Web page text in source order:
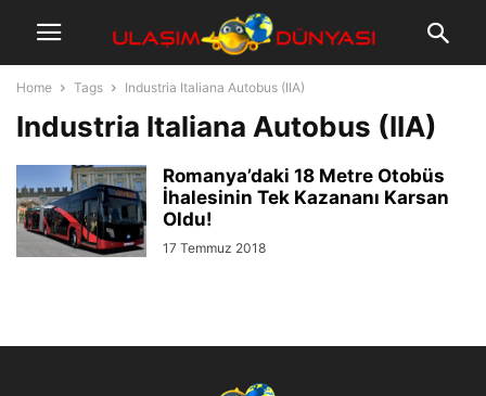
Home Tags Industria Italiana Autobus (IIA)
Industria Italiana Autobus (IIA)
Romanya’daki 18 Metre Otobüs
İhalesinin Tek Kazananı Karsan
Oldu!
17 Temmuz 2018